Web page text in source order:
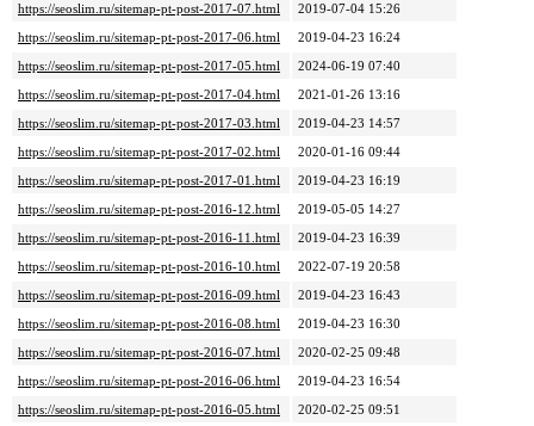
https://seoslim.ru/sitemap-pt-post-2017-07.html
2019-07-04 15:26
https://seoslim.ru/sitemap-pt-post-2017-06.html
2019-04-23 16:24
https://seoslim.ru/sitemap-pt-post-2017-05.html
2024-06-19 07:40
https://seoslim.ru/sitemap-pt-post-2017-04.html
2021-01-26 13:16
https://seoslim.ru/sitemap-pt-post-2017-03.html
2019-04-23 14:57
https://seoslim.ru/sitemap-pt-post-2017-02.html
2020-01-16 09:44
https://seoslim.ru/sitemap-pt-post-2017-01.html
2019-04-23 16:19
https://seoslim.ru/sitemap-pt-post-2016-12.html
2019-05-05 14:27
https://seoslim.ru/sitemap-pt-post-2016-11.html
2019-04-23 16:39
https://seoslim.ru/sitemap-pt-post-2016-10.html
2022-07-19 20:58
https://seoslim.ru/sitemap-pt-post-2016-09.html
2019-04-23 16:43
https://seoslim.ru/sitemap-pt-post-2016-08.html
2019-04-23 16:30
https://seoslim.ru/sitemap-pt-post-2016-07.html
2020-02-25 09:48
https://seoslim.ru/sitemap-pt-post-2016-06.html
2019-04-23 16:54
https://seoslim.ru/sitemap-pt-post-2016-05.html
2020-02-25 09:51